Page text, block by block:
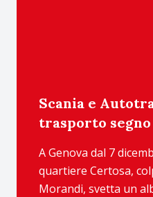
Scania e
trasporto
A Genova dal 7
quartiere Certosa,
Morandi, svetta un